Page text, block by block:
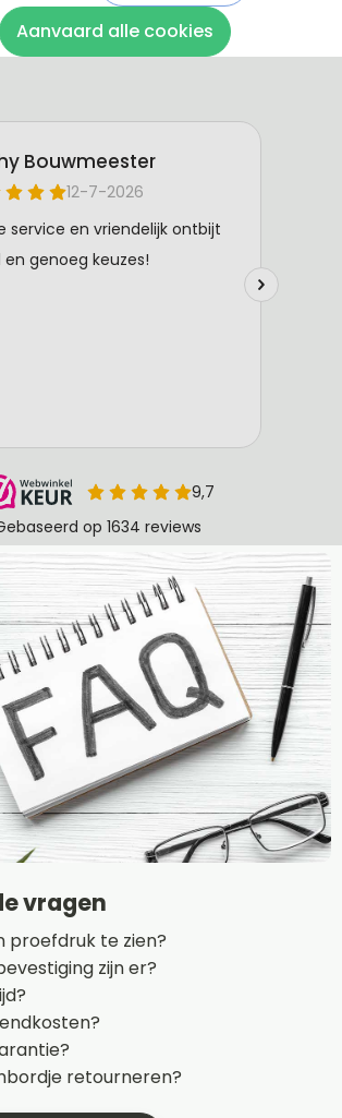
vragen
proefdruk te zien?
zijn er?
retourneren?
Aanvaard alle cookies